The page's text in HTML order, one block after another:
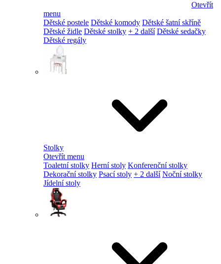
Otevřít
menu
Dětské postele Dětské komody Dětské šatní skříně
Dětské židle Dětské stolky + 2 další Dětské sedačky
Dětské regály
Stolky
Otevřít menu
Toaletní stolky Herní stoly Konferenční stolky
Dekorační stolky Psací stoly + 2 další Noční stolky
Jídelní stoly